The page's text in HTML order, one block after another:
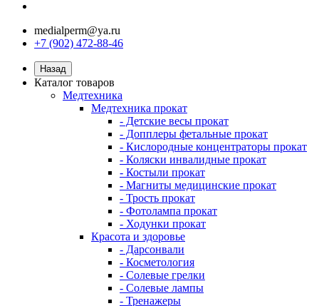
medialperm@ya.ru
+7 (902) 472-88-46
Назад
Каталог товаров
Медтехника
Медтехника прокат
- Детские весы прокат
- Допплеры фетальные прокат
- Кислородные концентраторы прокат
- Коляски инвалидные прокат
- Костыли прокат
- Магниты медицинские прокат
- Трость прокат
- Фотолампа прокат
- Ходунки прокат
Красота и здоровье
- Дарсонвали
- Косметология
- Солевые грелки
- Солевые лампы
- Тренажеры